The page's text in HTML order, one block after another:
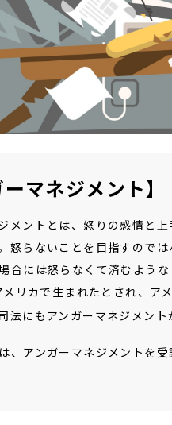
ーマネジメント】
メントとは、怒りの感情と
怒らないことを目指すので
合には怒らなくて済むような
リカで生まれたとされ、ア
法にもアンガーマネジメント
、アンガーマネジメントを